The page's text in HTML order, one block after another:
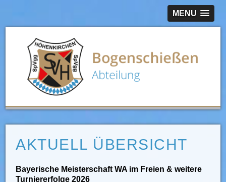
MENU
AKTUELL ÜBERSICHT
Bayerische Meisterschaft WA im Freien & weitere
Turniererfolge 2026